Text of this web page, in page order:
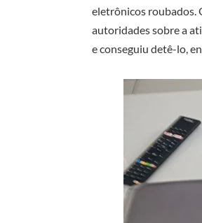
eletrônicos roubados.
autoridades sobre a
e conseguiu detê-lo,